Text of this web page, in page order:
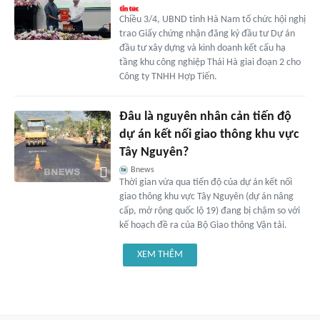
Chiều 3/4, UBND tỉnh Hà Nam tổ chức hội nghị
trao Giấy chứng nhận đăng ký đầu tư Dự án
đầu tư xây dựng và kinh doanh kết cấu hạ
tầng khu công nghiệp Thái Hà giai đoạn 2 cho
Công ty TNHH Hợp Tiến.
Đâu là nguyên nhân cản tiến độ
dự án kết nối giao thông khu vực
Tây Nguyên?
Bnews
Thời gian vừa qua tiến độ của dự án kết nối
giao thông khu vực Tây Nguyên (dự án nâng
cấp, mở rộng quốc lộ 19) đang bị chậm so với
kế hoạch đề ra của Bộ Giao thông Vận tải.
XEM THÊM